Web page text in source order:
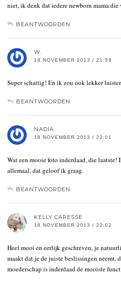
niet, ik denk dat iedere newborn mama die
BEANTWOORDEN
W.
18 NOVEMBER 2013 / 21:59
Super schattig! En ik zou ook lekker
BEANTWOORDEN
NADIA
18 NOVEMBER 2013 / 22:01
Wat een mooie foto inderdaad, die laatste!
allemaal, dat geloof ik graag.
BEANTWOORDEN
KELLY CARESSE
18 NOVEMBER 2013 / 22:02
Heel mooi en eerlijk geschreven, je
maakt dat je de juiste beslissingen neemt,
moederschap is inderdaad de mooiste